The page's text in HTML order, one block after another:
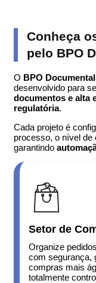
Conheça
pelo BPO
O BPO
desenvolvido para
documentos e alta
regulatória.
Cada projeto é
processo, o nível de
garantindo
Setor de
Organize
com segurança,
compras mais
totalmente